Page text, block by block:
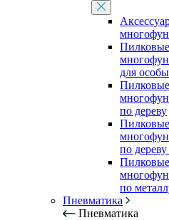
для
по дереву
по
по
Пневматика
Пневматика